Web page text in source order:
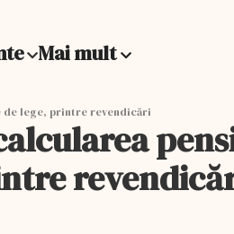
Mai mult
lege, printre revendicări